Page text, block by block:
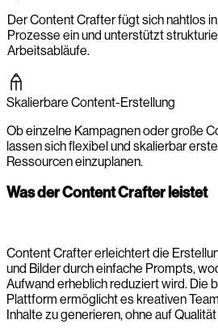
Der Content Crafter fügt sich nahtlos
Prozesse ein und unterstützt
Arbeitsabläufe.
Skalierbare Content-Erstellung
Ob einzelne Kampagnen oder große
lassen sich flexibel und skalierbar
Ressourcen einzuplanen.
Was der Content Crafter leistet
Content Crafter erleichtert die
und Bilder durch einfache Prompts,
Aufwand erheblich reduziert wird. Die
Plattform ermöglicht es kreativen
Inhalte zu generieren, ohne auf